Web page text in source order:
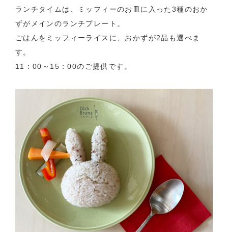
ランチタイムは、ミッフィーのお皿に入った3種のおか
ずがメインのランチプレート。
ごはんをミッフィーライスに、おかずが2品も選べま
す。
11：00～15：00のご提供です。